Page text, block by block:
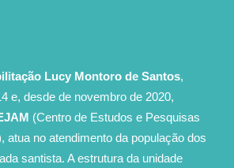
Lucy Montoro de Santos,
e, desde de novembro de 2020,
(Centro de Estudos e Pesquisas
atua no atendimento da população dos
santista. A estrutura da unidade